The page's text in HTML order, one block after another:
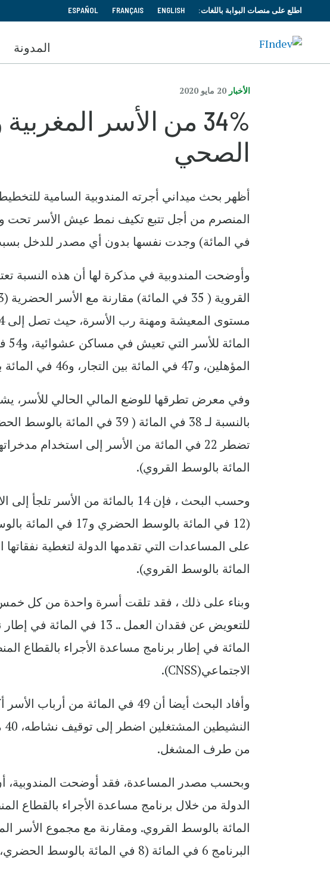
اطلع على منصات البوابة باللغات: ENGLISH
FRANÇAIS
ESPAÑOL
المدونة
الأخبار 20 مايو 2020
34% من الأسر
الصحي
في المائة) وجدت نفسها بدون أي مصدر للدخل
وأوضحت المندوبية في مذكرة لها أن هذه
المؤهلين، و47 في المائة بين التجار، و46 في المائة بين العمال واليد العاملة الفلاحية.
وفي معرض تطرقها للوضع المالي الحالي للأسر،
المائة بالوسط القروي).
وحسب البحث ، فإن 14 بالمائة من
المائة بالوسط القروي).
المائة في إطار برنامج مساعدة الأجراء بالقطاع
الاجتماعي(CNSS).
وأفاد البحث أيضا أن 49 في المائة
من طرف المشغل.
المائة بالوسط القروي. ومقارنة مع مجموع الأسر
البرنامج 6 في المائة (8 في المائة بالوسط الحضري، و2 في المائة بالوسط القروي).